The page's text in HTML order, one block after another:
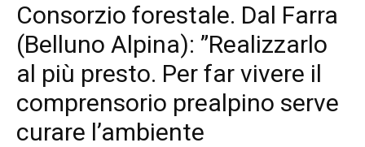
Consorzio forestale. Dal Farra
(Belluno Alpina): ”Realizzarlo
al più presto. Per far vivere il
comprensorio prealpino serve
curare l’ambiente